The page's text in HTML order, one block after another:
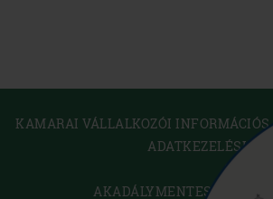
KAMARAI VÁLLALKOZÓI INFORMÁCIÓS
ADATKEZELÉSI
SÜTI
AKADÁLYMENTESÍTÉSI